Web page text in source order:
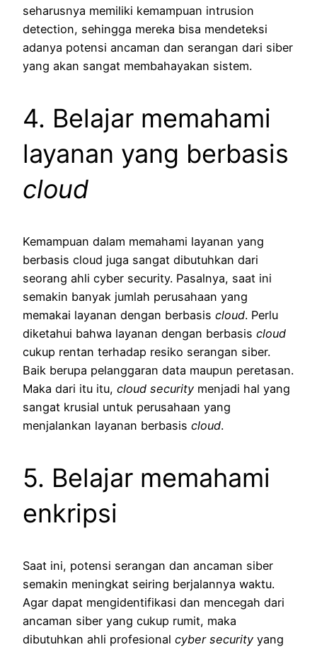
seharusnya memiliki kemampuan intrusion
detection, sehingga mereka bisa mendeteksi
adanya potensi ancaman dan serangan dari siber
yang akan sangat membahayakan sistem.
4. Belajar memahami
layanan yang berbasis
cloud
Kemampuan dalam memahami layanan yang
berbasis cloud juga sangat dibutuhkan dari
seorang ahli cyber security. Pasalnya, saat ini
semakin banyak jumlah perusahaan yang
memakai layanan dengan berbasis cloud. Perlu
diketahui bahwa layanan dengan berbasis cloud
cukup rentan terhadap resiko serangan siber.
Baik berupa pelanggaran data maupun peretasan.
Maka dari itu itu, cloud security menjadi hal yang
sangat krusial untuk perusahaan yang
menjalankan layanan berbasis cloud.
5. Belajar memahami
enkripsi
Saat ini, potensi serangan dan ancaman siber
semakin meningkat seiring berjalannya waktu.
Agar dapat mengidentifikasi dan mencegah dari
ancaman siber yang cukup rumit, maka
dibutuhkan ahli profesional cyber security yang